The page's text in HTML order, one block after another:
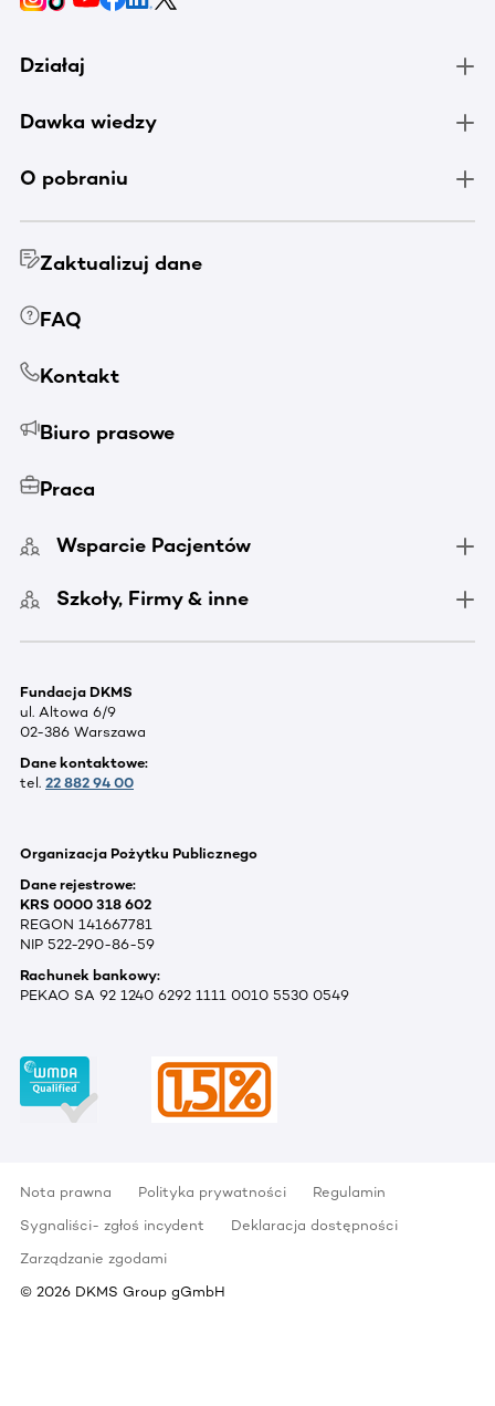
Działaj
Dawka wiedzy
O pobraniu
Zaktualizuj dane
FAQ
Kontakt
Biuro prasowe
Praca
Wsparcie Pacjentów
Szkoły, Firmy & inne
Fundacja DKMS
ul. Altowa 6/9
02-386 Warszawa
Dane kontaktowe:
tel. 22 882 94 00
Organizacja Pożytku Publicznego
Dane rejestrowe:
KRS 0000 318 602
REGON 141667781
NIP 522-290-86-59
Rachunek bankowy:
PEKAO SA 92 1240 6292 1111 0010 5530 0549
Nota prawna Polityka prywatności
Regulamin
Sygnaliści- zgłoś incydent
Deklaracja dostępności
Zarządzanie zgodami
© 2026 DKMS Group gGmbH